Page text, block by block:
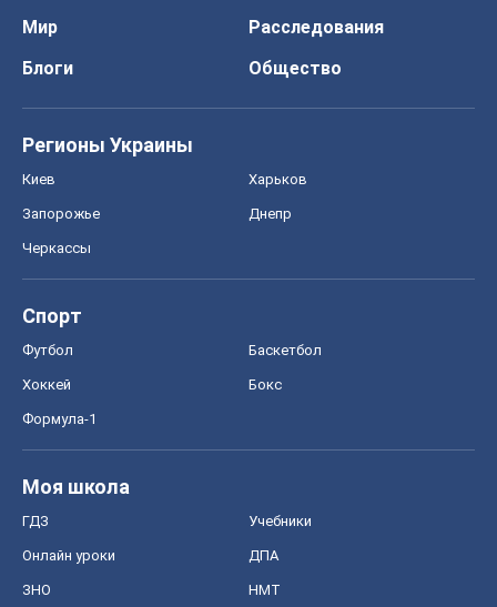
Мир
Расследования
Блоги
Общество
Регионы Украины
Киев Харьков
Запорожье Днепр
Черкассы
Спорт
Футбол Баскетбол
Хоккей Бокс
Формула-1
Моя школа
ГДЗ Учебники
Онлайн уроки ДПА
ЗНО НМТ